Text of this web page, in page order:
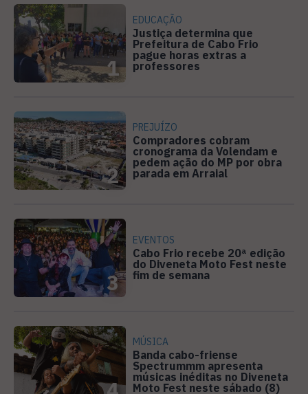
1
EDUCAÇÃO
Justiça determina que
Prefeitura de Cabo Frio
pague horas extras a
professores
2
PREJUÍZO
Compradores cobram
cronograma da Volendam e
pedem ação do MP por obra
parada em Arraial
3
EVENTOS
Cabo Frio recebe 20ª edição
do Diveneta Moto Fest neste
fim de semana
MÚSICA
Banda cabo-friense
Spectrummm apresenta
músicas inéditas no Diveneta
Moto Fest neste sábado (8)